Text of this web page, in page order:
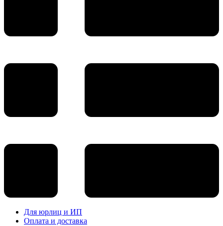
Для юрлиц и ИП
Оплата и доставка